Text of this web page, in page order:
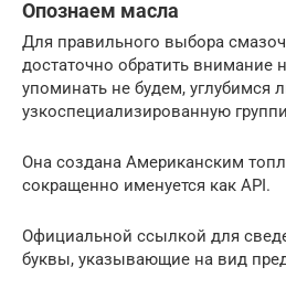
Опознаем масла
Для правильного выбора
достаточно обратить
упоминать не будем, углубимся
узкоспециализированную
Она создана Американским
сокращенно именуется как API.
Официальной ссылкой для
буквы, указывающие на вид